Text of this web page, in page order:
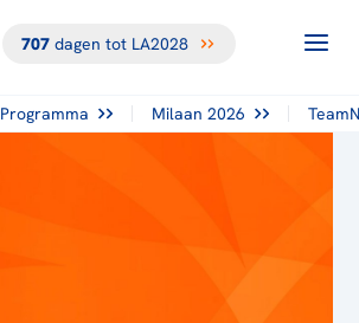
707dagen tot LA2028
Programma Milaan 2026